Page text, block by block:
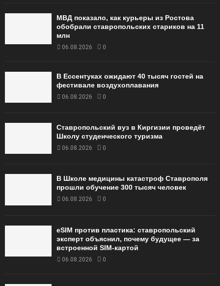
МВД показало, как курьеры из Ростова
обобрали ставропольских стариков на 11
млн
06.08.2026 0
В Ессентуках ожидают 40 тысяч гостей на
фестивале воздухоплавания
06.08.2026 0
Ставропольский вуз в Киргизии проведёт
Школу студенческого туризма
06.08.2026 0
В Школе медицины катастроф Ставрополя
прошли обучение 300 тысяч человек
06.08.2026 0
eSIM против пластика: ставропольский
эксперт объяснил, почему будущее — за
встроенной SIM-картой
06.08.2026 0